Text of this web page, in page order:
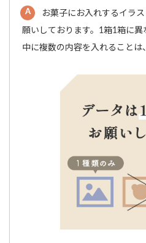
お菓子にお入れするイラ
願いしております。1箱1箱に
中に複数の内容を入れることは